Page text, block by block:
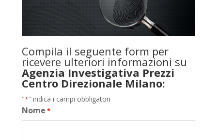
Compila il seguente form per
ricevere ulteriori informazioni su
Agenzia Investigativa Prezzi
Centro Direzionale Milano:
"*" indica i campi obbligatori
Nome *